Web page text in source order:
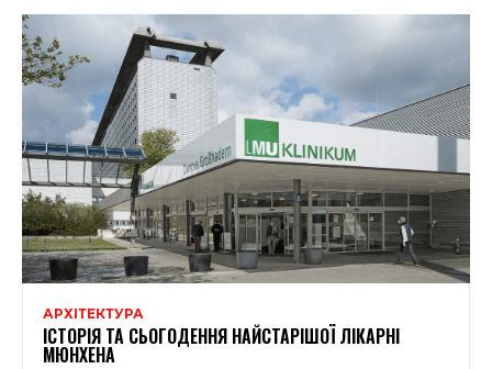
АРХІТЕКТУРА
ІСТОРІЯ ТА СЬОГОДЕННЯ НАЙСТАРІШОЇ ЛІКАРНІ
МЮНХЕНА